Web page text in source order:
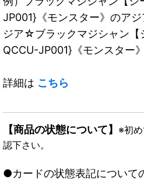
JP001}《モンスター》のア
ジア☆ブラックマジシャン【
QCCU-JP001}《モンスター》
詳細は こちら
【商品の状態について】 ※初
認下さい。
●カードの状態表記について